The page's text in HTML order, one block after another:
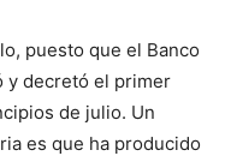
puesto que el Banco
y decretó el primer
de julio. Un
es que ha producido